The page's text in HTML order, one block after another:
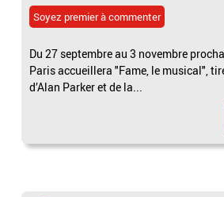
Soyez premier à commenter
Du 27 septembre au 3 novembre
Paris accueillera "Fame, le musical",
d’Alan Parker et de la...